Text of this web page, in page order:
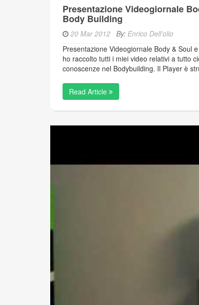
Presentazione Videogiornale
Body Building
20 Mar 2012 By: Enrico Dell'olio
Presentazione Videogiornale Body & Soul
ho raccolto tutti i miei video relativi a tutto
conoscenze nel Bodybuilding. Il Player è
Read Article